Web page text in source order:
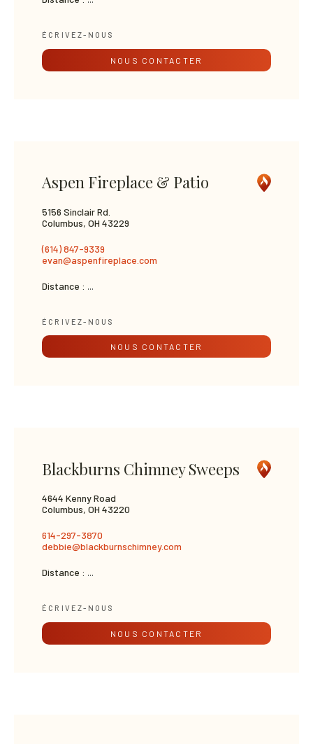
ÉCRIVEZ-NOUS
NOUS CONTACTER
Aspen Fireplace & Patio
5156 Sinclair Rd.
Columbus, OH 43229
(614) 847-9339
evan@aspenfireplace.com
Distance : ...
ÉCRIVEZ-NOUS
NOUS CONTACTER
Blackburns Chimney Sweeps
4644 Kenny Road
Columbus, OH 43220
614-297-3870
debbie@blackburnschimney.com
Distance : ...
ÉCRIVEZ-NOUS
NOUS CONTACTER